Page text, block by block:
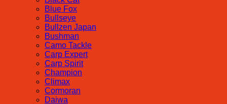
Blue Fox
Bullseye
Bullzen Japan
Bushman
Camo Tackle
Carp Expert
Carp Spirit
Champion
Climax
Cormoran
Daiwa